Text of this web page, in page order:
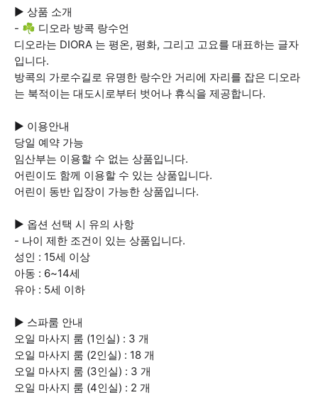
▶ 상품 소개
- ☘️ 디오라 방콕 랑수언
디오라는 DIORA 는 평온, 평화, 그리고 고요를 대표하는 글자
입니다.
방콕의 가로수길로 유명한 랑수안 거리에 자리를 잡은 디오라
는 북적이는 대도시로부터 벗어나 휴식을 제공합니다.
▶ 이용안내
당일 예약 가능
임산부는 이용할 수 없는 상품입니다.
어린이도 함께 이용할 수 있는 상품입니다.
어린이 동반 입장이 가능한 상품입니다.
▶ 옵션 선택 시 유의 사항
- 나이 제한 조건이 있는 상품입니다.
성인 : 15세 이상
아동 : 6~14세
유아 : 5세 이하
▶ 스파룸 안내
오일 마사지 룸 (1인실) : 3 개
오일 마사지 룸 (2인실) : 18 개
오일 마사지 룸 (3인실) : 3 개
오일 마사지 룸 (4인실) : 2 개